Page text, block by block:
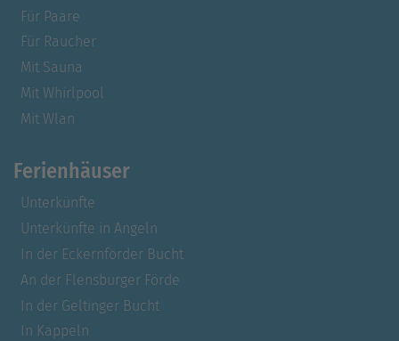
Für Paare
Für Raucher
Mit Sauna
Mit Whirlpool
Mit Wlan
Ferienhäuser
Unterkünfte
Unterkünfte in Angeln
In der Eckernförder Bucht
An der Flensburger Förde
In der Geltinger Bucht
In Kappeln